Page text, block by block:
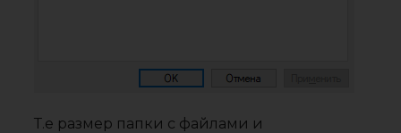
Т.е размер папки с файлами и